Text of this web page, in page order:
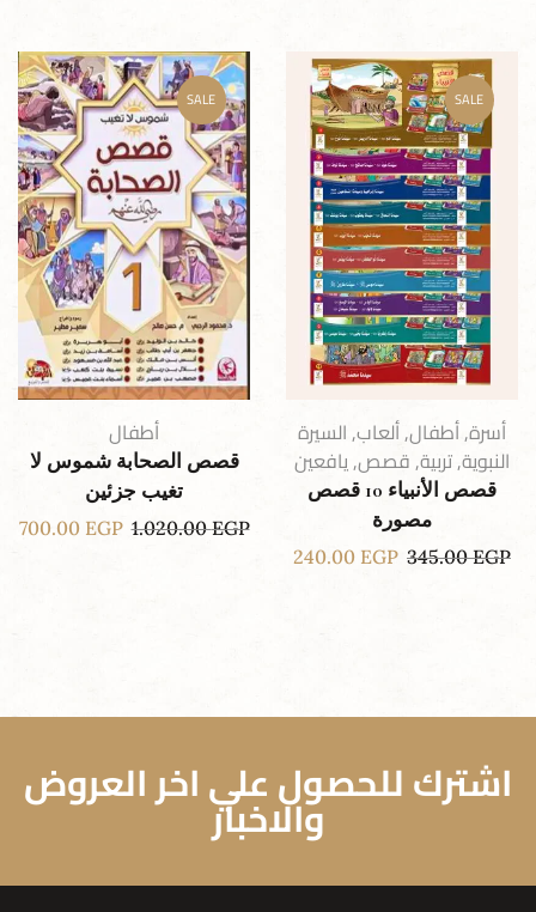
SALE
أسرة,أطفال,ألعاب,السيرة
النبوية,تربية,قصص,يافعين
قصص الأنبياء 10 قصص
مصورة
345.00EGP
240.00 EGP
SALE
أطفال
قصص الصحابة شموس لا
تغيب جزئين
1.020.00EGP
700.00 EGP
اشترك للحصول علي اخر العروض
والاخبار